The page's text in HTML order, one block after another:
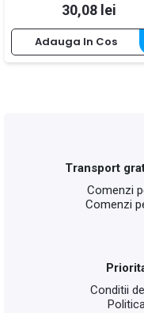
Pret
30,08 lei
Adauga In Cos
Transport
Comenzi
Comenzi
Conditii